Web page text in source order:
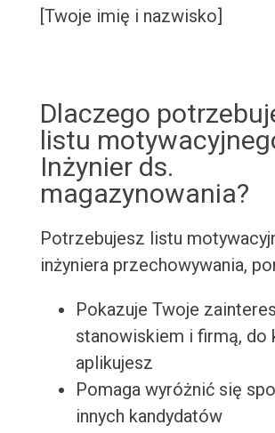
[Twoje imię i nazwisko]
Dlaczego
listu
Inżynier ds.
magazynowania?
Potrzebujesz listu
inżyniera przechowywania,
Pokazuje Twoje
stanowiskiem i firmą, do
aplikujesz
Pomaga wyróżnić się
innych kandydatów